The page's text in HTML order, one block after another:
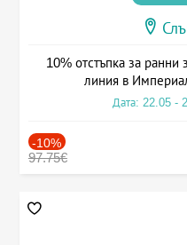
10% отстъпка за ранни
линия в
Дата: 22.05 -
-10%
97.75€